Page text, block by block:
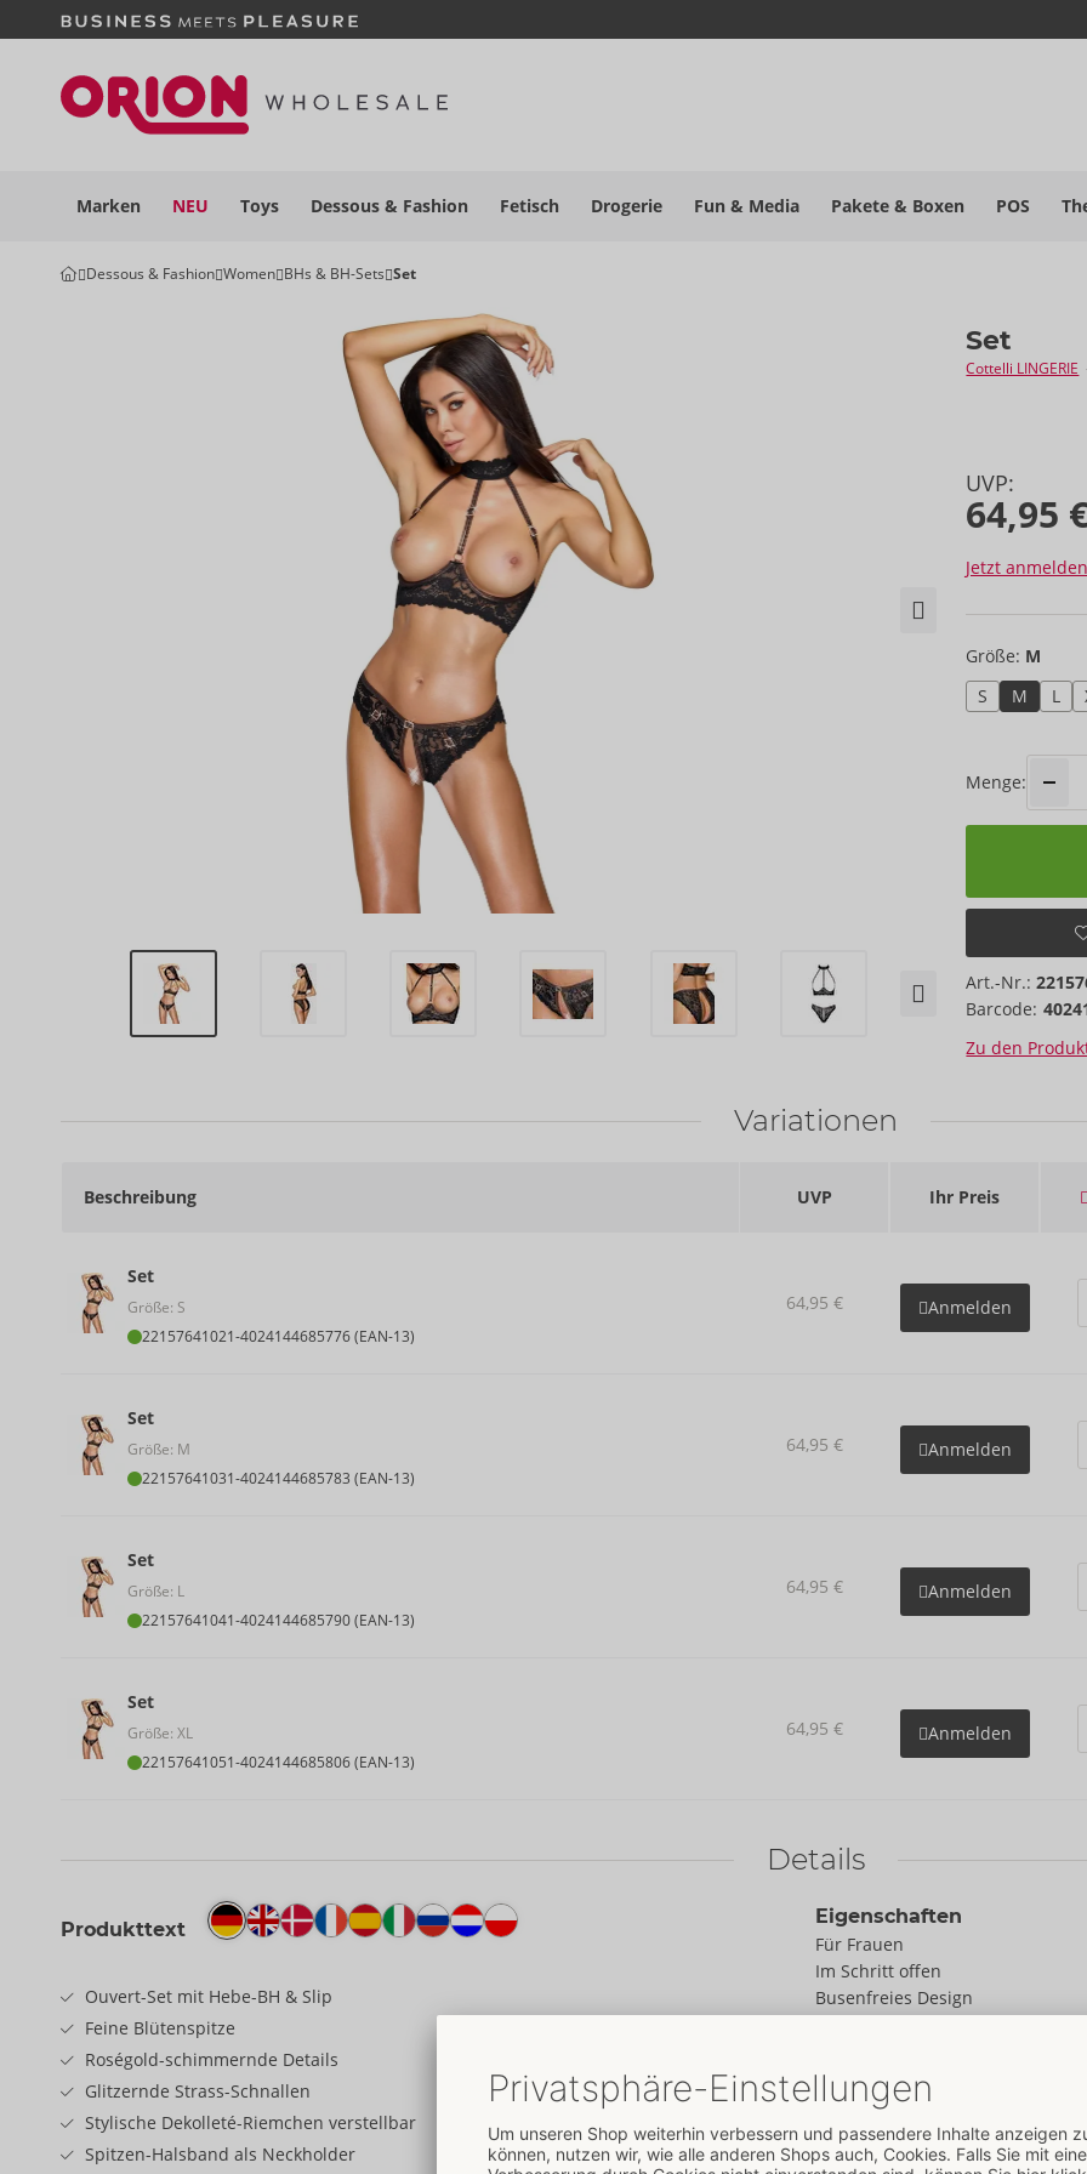
Marken NEU Toys Dessous & Fashion Fetisch Drogerie Fun & Media Pakete & Boxen POS
Dessous & Fashion Women BHs & BH-Sets Set
Set
Cottelli LINGERIE
UVP:
64,95
Jetzt
Größe: M
S
M L
Menge:
Art.-Nr.:
Barcode:
Zu den
Variationen
Beschreibung UVP Ihr Preis
Set
Größe: S
22157641021-4024144685776 (EAN-13)
64,95 € Anmelden
Set
Größe: M
22157641031-4024144685783 (EAN-13)
64,95 € Anmelden
Set
Größe: L
22157641041-4024144685790 (EAN-13)
64,95 € Anmelden
Set
Größe: XL
22157641051-4024144685806 (EAN-13)
64,95 € Anmelden
Details
Produkttext
Ouvert-Set mit Hebe-BH & Slip
Feine Blütenspitze
Roségold-schimmernde Details
Glitzernde Strass-Schnallen
Stylische Dekolleté-Riemchen verstellbar
Spitzen-Halsband als Neckholder
Eigenschaften
Für Frauen
Im Schritt offen
Busenfreies Design
Daten
Farbe: schwarz
Material: 90% Polyamid, 10%
Elasthan